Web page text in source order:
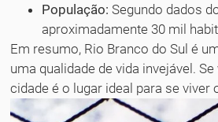
População: Segundo dados
aproximadamente 30 mil
Em resumo, Rio Branco do Sul é
uma qualidade de vida invejável.
cidade é o lugar ideal para se viver